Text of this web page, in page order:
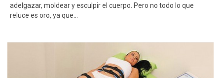
adelgazar, moldear y esculpir el cuerpo. Pero no todo lo que
reluce es oro, ya que…